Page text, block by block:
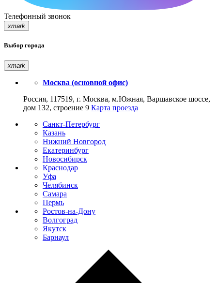
Телефонный звонок
xmark
Выбор города
xmark
Москва (основной офис)
Россия, 117519, г. Москва, м.Южная, Варшавское шоссе,
дом 132, строение 9 Карта проезда
Санкт-Петербург
Казань
Нижний Новгород
Екатеринбург
Новосибирск
Краснодар
Уфа
Челябинск
Самара
Пермь
Ростов-на-Дону
Волгоград
Якутск
Барнаул